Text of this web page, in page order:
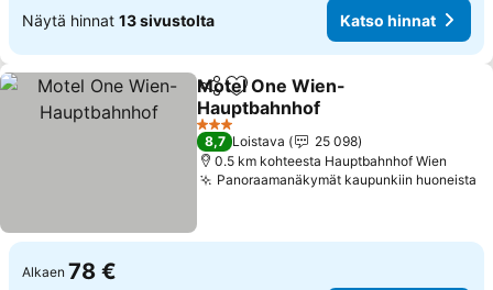
Näytä hinnat 13 sivustolta Katso hinnat
Jaa Lisää suosikkeihin
Motel One Wien-
Hauptbahnhof
Katso hinnat
3 Tähtiluokitus
8,7 Loistava
25 098
0.5 km kohteesta Hauptbahnhof Wien
Panoraamanäkymät kaupunkiin huoneista
Alkaen 78 €